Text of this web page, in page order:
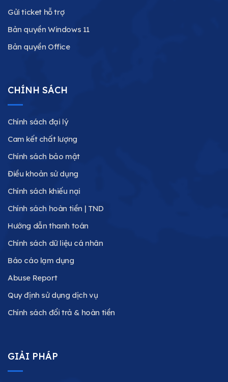
Gửi ticket hỗ trợ
Bản quyền Windows 11
Bản quyền Office
CHÍNH SÁCH
Chính sách đại lý
Cam kết chất lượng
Chính sách bảo mật
Điều khoản sử dụng
Chính sách khiếu nại
Chính sách hoàn tiền | TND
Hướng dẫn thanh toán
Chính sách dữ liệu cá nhân
Báo cáo lạm dụng
Abuse Report
Quy định sử dụng dịch vụ
Chính sách đổi trả & hoàn tiền
GIẢI PHÁP